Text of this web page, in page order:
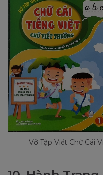
Vở Tập Viết Chữ Cái